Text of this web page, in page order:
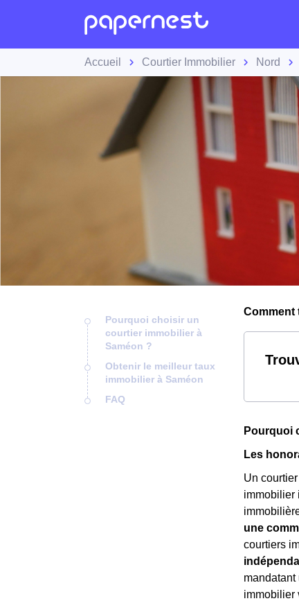
Accueil Courtier Immobilier Nord
Pourquoi choisir un
courtier immobilier à
Saméon ?
Obtenir le meilleur taux
immobilier à Saméon
FAQ
Comment
Pourquoi
Les
Un
immobilier
une
courtiers
mandatant
immobilier